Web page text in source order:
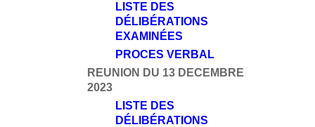
LISTE DES
DÉLIBÉRATIONS
EXAMINÉES
PROCES VERBAL
REUNION DU 13 DECEMBRE
2023
LISTE DES
DÉLIBÉRATIONS